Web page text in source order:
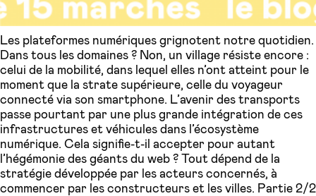
Les plateformes numériques grignotent notre quotidien.
Dans tous les domaines ? Non, un village résiste encore :
celui de la mobilité, dans lequel elles n’ont atteint pour le
moment que la strate supérieure, celle du voyageur
connecté via son smartphone. L’avenir des transports
passe pourtant par une plus grande intégration de ces
infrastructures et véhicules dans l’écosystème
numérique. Cela signifie-t-il accepter pour autant
l’hégémonie des géants du web ? Tout dépend de la
stratégie développée par les acteurs concernés, à
commencer par les constructeurs et les villes. Partie 2/2